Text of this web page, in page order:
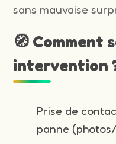
sans mauvaise
🧭 Comment
intervention
Prise de
panne